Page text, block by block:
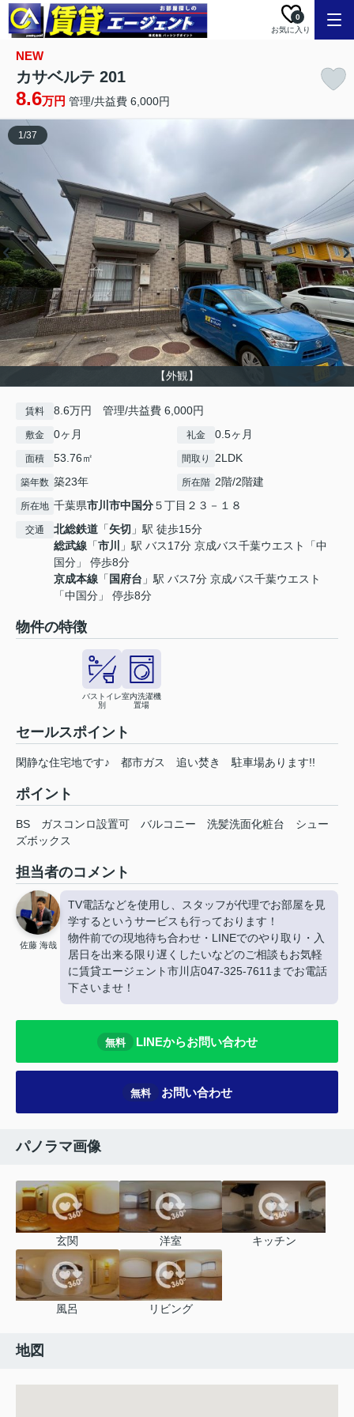
お気に入り
0
NEW
カサベルテ 201
8.6万円 管理/共益費 6,000円
【外観】
1/37
賃料 8.6万円 管理/共益費 6,000円
敷金 0ヶ月 礼金 0.5ヶ月
面積 53.76㎡ 間取り 2LDK
築年数 築23年 所在階 2階/2階建
所在地 千葉県市川市中国分５丁目２３－１８
交通 北総鉄道 「矢切 」駅 徒歩15分
総武線 「市川
」駅 バス17分 京成バス千葉ウエスト「中
国分」 停歩8分
京成本線 「 国府台 」駅 バス7分 京成バス千葉ウエスト
「中国分」 停歩8分
物件の特徴
バストイレ
別
室内洗濯機
置場
セールスポイント
閑静な住宅地です♪ 都市ガス 追い焚き 駐車場あります!!
ポイント
BS ガスコンロ設置可 バルコニー 洗髪洗面化粧台
シュー
ズボックス
担当者のコメント
佐藤 海哉
TV電話などを使用し、スタッフが代理でお部屋を見
学するというサービスも行っております！
物件前での現地待ち合わせ・LINEでのやり取り・入
居日を出来る限り遅くしたいなどのご相談もお気軽
に賃貸エージェント市川店047-325-7611までお電話
下さいませ！
無料 LINEからお問い合わせ
無料 お問い合わせ
パノラマ画像
玄関 洋室 キッチン
風呂 リビング
地図